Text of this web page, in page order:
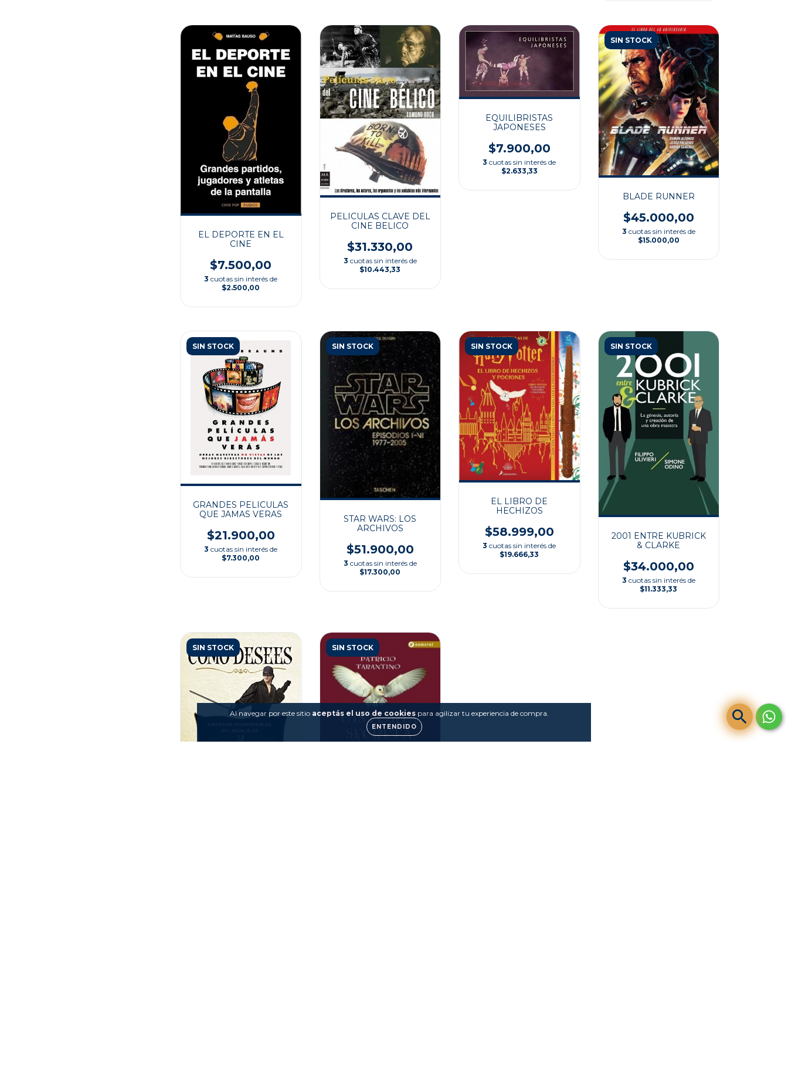
Al navegar por este sitio aceptás el uso de cookies para agilizar tu experiencia de compra.
ENTENDIDO
EL DEPORTE EN EL
CINE
$7.500,00
3 cuotas sin interés de
$2.500,00
PELICULAS CLAVE DEL
CINE BELICO
$31.330,00
3 cuotas sin interés de
$10.443,33
EQUILIBRISTAS
JAPONESES
$7.900,00
3 cuotas sin interés de
$2.633,33
SIN STOCK
BLADE RUNNER
$45.000,00
3 cuotas sin interés de
$15.000,00
SIN STOCK
GRANDES PELICULAS
QUE JAMAS VERAS
$21.900,00
3 cuotas sin interés de
$7.300,00
SIN STOCK
STAR WARS: LOS
ARCHIVOS
$51.900,00
3 cuotas sin interés de
$17.300,00
SIN STOCK
EL LIBRO DE
HECHIZOS
$58.999,00
3 cuotas sin interés de
$19.666,33
SIN STOCK
2001 ENTRE KUBRICK
& CLARKE
$34.000,00
3 cuotas sin interés de
$11.333,33
SIN STOCK SIN STOCK